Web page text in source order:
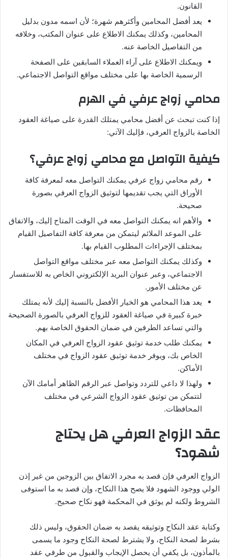
القانون.
يعد أفضل المحامين وأكثرهم شهرة؛ لأن اسمه مدون بدليل
المحامين، وكذلك يمكنك الاطلاع على عنوان المكتب، وخلافه
من التفاصيل الخاصة عنه.
ويمكنك الاطلاع على آراء العملاء السابقين على الصفحة
الرسمية الخاصة بها على مختلف مواقع التواصل الاجتماعي.
محامي زواج عرفي في الهرم
إذا كنت تبحث عن أفضل محامي يمتلك القدرة على صياغة العقود
الخاصة بالزواج العرفي، فإليك الآتي:
كيفية التواصل مع محامي زواج عرفي؟
رقم محامي زواج عرفي يمكنك التواصل معه لمعرفة كافة
الأوراق التي يجب تقديمها لتوثيق الزواج العرفي بصورة
صحيحة.
والأهم انه يمكنك التواصل معه في الوقت المتاح إليك، والاتفاق
على الموعد الملائم ليتمكن من معرفة كافة التفاصيل القيام
بمختلف الإجراءات المطلوب القيام بها.
وكذلك يمكنك التواصل معه عبر مختلف مواقع التواصل
الاجتماعي، وعبر عنوان البريد الإلكتروني الخاص به للاستفسار
عن مختلف الأمور.
يعد هذا المحامي هو الخيار الأفضل بالنسبة إليك لأنه يمتلك
خبرة كبيرة في صياغة العقود للزواج العرفي بالصورة الصحيحة
والتي تساعد الطرفين في ضمان الحقوق الخاصة بهم.
يمكنك طلب خدمة توثيق عقود الزواج العرفي في المكان
الخاص بك، ويوفر خدمة توثيق عقود الزواج في مختلف
الأماكن.
ولهذا لا داعي للتردد وتواصل عبر الرقم الظاهر أمامك الآن
لتتمكن من توثيق عقود الزواج الشرعي في مختلف
المحافظات.
عقد الزواج العرفي هل يحتاج
شهود؟
الزواج العرفي فإن قصد به مجرد الاتفاق بين الزوجين من غير إذن
الولي ووجود الشهود فلا يصح هذا النكاح، وإن قصد به ما استوفى
الشروط ولكنه لم يوثق في المحكمة فهو نكاح صحيح.
وكتابة عقد النكاح وتوثيقه يقصد به ضمان الحقوق، وليس ذلك
بشرط لصحة النكاح، ولا يشترط لصحة النكاح وجود ما يسمى
بالمأذون، بل يكفي أن يحصل الإيجاب والقبول من طرفي عقد